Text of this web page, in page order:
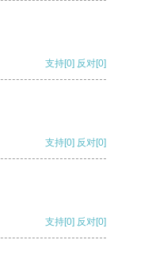
支持[0] 反对[0]
支持[0] 反对[0]
支持[0] 反对[0]